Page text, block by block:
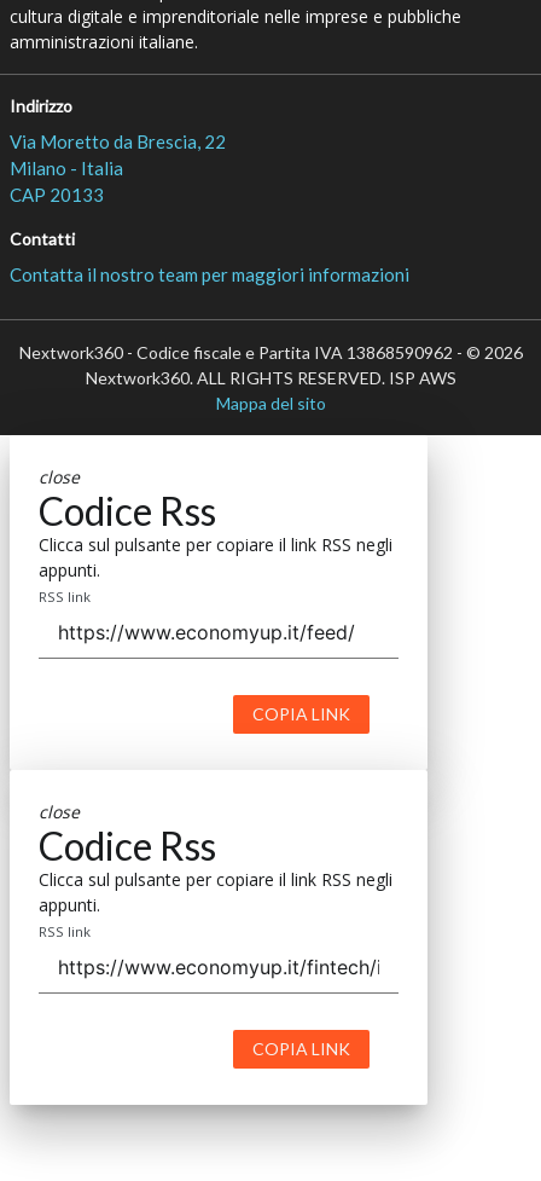
cultura digitale e imprenditoriale nelle imprese e pubbliche
amministrazioni italiane.
Indirizzo
Via Moretto da Brescia, 22
Milano - Italia
CAP 20133
Contatti
Contatta il nostro team per maggiori informazioni
Nextwork360 - Codice fiscale e Partita IVA 13868590962 - © 2026
Nextwork360. ALL RIGHTS RESERVED. ISP AWS
Mappa del sito
close
Codice Rss
Clicca sul pulsante per copiare il link RSS negli
appunti.
RSS link
COPIA LINK
close
Codice Rss
Clicca sul pulsante per copiare il link RSS negli
appunti.
RSS link
COPIA LINK